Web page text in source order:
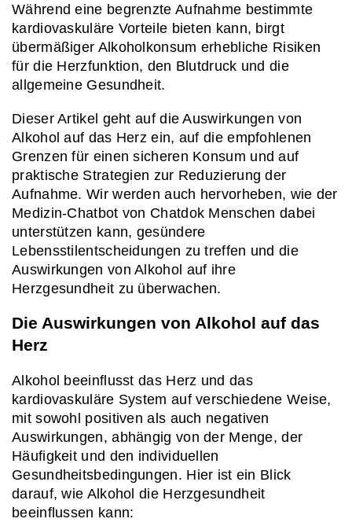
Während eine begrenzte Aufnahme bestimmte
kardiovaskuläre Vorteile bieten kann, birgt
übermäßiger Alkoholkonsum erhebliche Risiken
für die Herzfunktion, den Blutdruck und die
allgemeine Gesundheit.
Dieser Artikel geht auf die Auswirkungen von
Alkohol auf das Herz ein, auf die empfohlenen
Grenzen für einen sicheren Konsum und auf
praktische Strategien zur Reduzierung der
Aufnahme. Wir werden auch hervorheben, wie der
Medizin-Chatbot von Chatdok Menschen dabei
unterstützen kann, gesündere
Lebensstilentscheidungen zu treffen und die
Auswirkungen von Alkohol auf ihre
Herzgesundheit zu überwachen.
Die Auswirkungen von Alkohol auf das
Herz
Alkohol beeinflusst das Herz und das
kardiovaskuläre System auf verschiedene Weise,
mit sowohl positiven als auch negativen
Auswirkungen, abhängig von der Menge, der
Häufigkeit und den individuellen
Gesundheitsbedingungen. Hier ist ein Blick
darauf, wie Alkohol die Herzgesundheit
beeinflussen kann: